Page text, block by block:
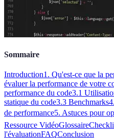
Sommaire
Introduction1. Qu'est-ce que la
évaluer la performance de votre
performance du code3.1
statique du code3.3 Benchmarks
de performance5. Astuces pour
Ressource VidéoGlossaire
l'évaluationFAQConclusion